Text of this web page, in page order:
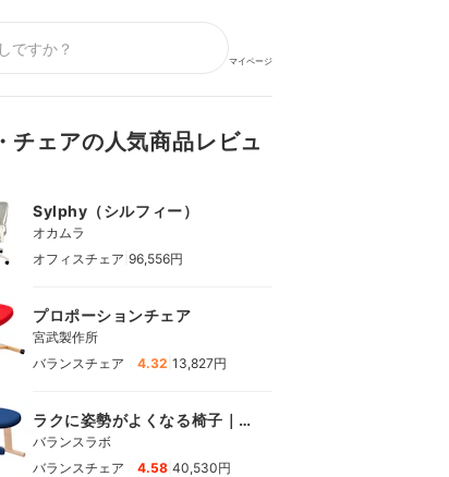
マイページ
チェアの人気商品レビュ
Sylphy（シルフィー）
オカムラ
オフィスチェア 96,556円
プロポーションチェア
宮武製作所
バランスチェア
4.32 13,827円
ラクに姿勢がよくなる椅子｜
バランス イージー
バランスラボ
バランスチェア
4.58 40,530円